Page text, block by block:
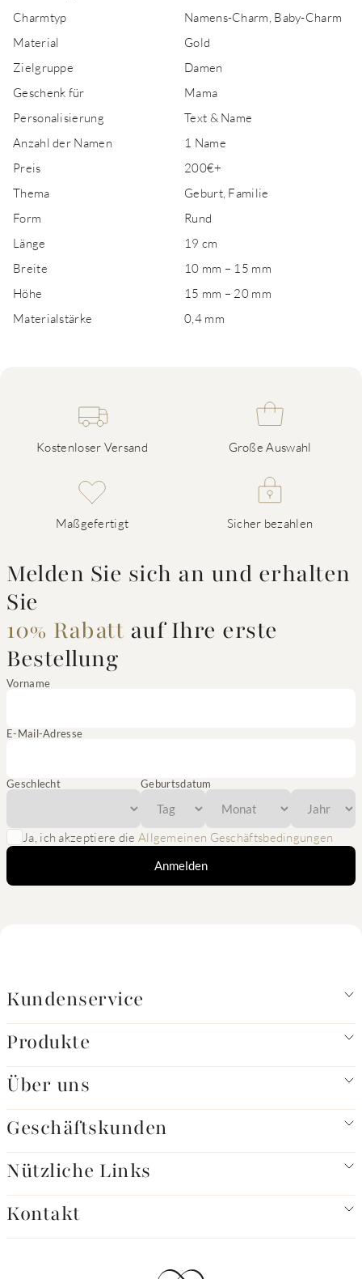
Charmtyp
Namens-Charm, Baby-Charm
Material
Gold
Zielgruppe
Damen
Geschenk für
Mama
Personalisierung
Text & Name
Anzahl der Namen
1 Name
Preis
200€+
Thema
Geburt, Familie
Form
Rund
Länge
19 cm
Breite
10 mm – 15 mm
Höhe
15 mm – 20 mm
Materialstärke
0,4 mm
Kostenloser Versand Große Auswahl
Maßgefertigt Sicher bezahlen
Melden Sie sich an und erhalten
Sie
10% Rabatt auf Ihre erste
Bestellung
Vorname
E-Mail-Adresse
Geschlecht Geburtsdatum
Ja, ich akzeptiere die Allgemeinen Geschäftsbedingungen
Anmelden
Kundenservice
Produkte
Über uns
Geschäftskunden
Nützliche Links
Kontakt